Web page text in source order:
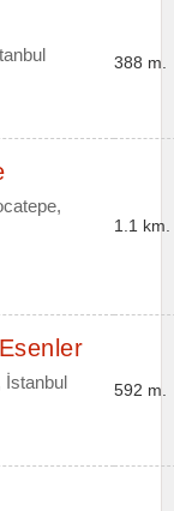
388 m.
1.1 km.
İstanbul 592 m.